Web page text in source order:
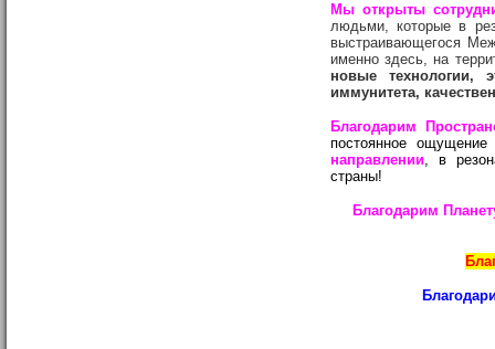
Мы открыты
людьми, которые в
выстраивающегося
именно здесь, на
новые технологии,
иммунитета,
Благодарим
постоянное
направлении, в
страны!
Благодарим